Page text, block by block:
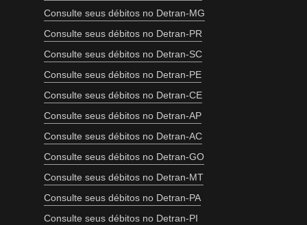
Consulte seus débitos no Detran-MG
Consulte seus débitos no Detran-PR
Consulte seus débitos no Detran-SC
Consulte seus débitos no Detran-PE
Consulte seus débitos no Detran-CE
Consulte seus débitos no Detran-AP
Consulte seus débitos no Detran-AC
Consulte seus débitos no Detran-GO
Consulte seus débitos no Detran-MT
Consulte seus débitos no Detran-PA
Consulte seus débitos no Detran-PI